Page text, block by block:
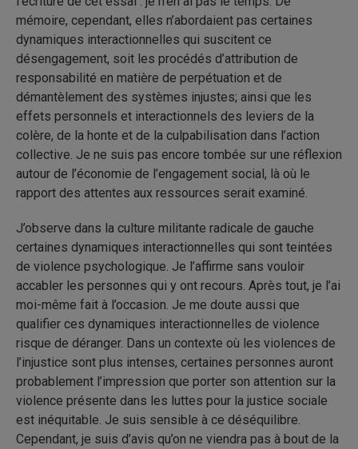
mémoire, cependant, elles n’abordaient pas certaines
dynamiques interactionnelles qui suscitent ce
désengagement, soit les procédés d’attribution de
responsabilité en matière de perpétuation et de
démantèlement des systèmes injustes; ainsi que les
effets personnels et interactionnels des leviers de la
colère, de la honte et de la culpabilisation dans l’action
collective. Je ne suis pas encore tombée sur une réflexion
autour de l’économie de l’engagement social, là où le
rapport des attentes aux ressources serait examiné.
J’observe dans la culture militante radicale de gauche
certaines dynamiques interactionnelles qui sont teintées
de violence psychologique. Je l’affirme sans vouloir
accabler les personnes qui y ont recours. Après tout, je l’ai
moi-même fait à l’occasion. Je me doute aussi que
qualifier ces dynamiques interactionnelles de violence
risque de déranger. Dans un contexte où les violences de
l’injustice sont plus intenses, certaines personnes auront
probablement l’impression que porter son attention sur la
violence présente dans les luttes pour la justice sociale
est inéquitable. Je suis sensible à ce déséquilibre.
Cependant, je suis d’avis qu’on ne viendra pas à bout de la